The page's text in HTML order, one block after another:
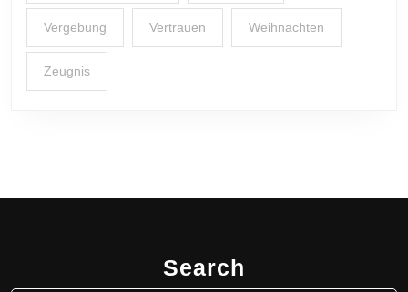
Vergebung Vertrauen Weihnachten
Zeugnis
Search